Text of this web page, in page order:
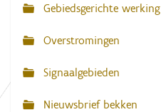
i
g
t
Gebiedsgerichte werking
Overstromingen
Signaalgebieden
Nieuwsbrief bekken